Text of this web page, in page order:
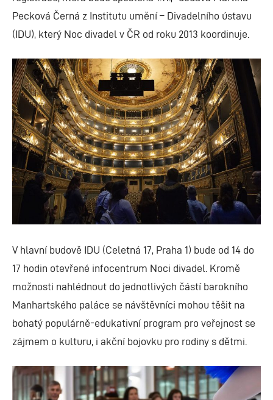
Pecková Černá z Institutu umění – Divadelního ústavu
(IDU), který Noc divadel v ČR od roku 2013 koordinuje.
V hlavní budově IDU (Celetná 17, Praha 1) bude od 14 do
17 hodin otevřené infocentrum Noci divadel. Kromě
možnosti nahlédnout do jednotlivých částí barokního
Manhartského paláce se návštěvníci mohou těšit na
bohatý populárně-edukativní program pro veřejnost se
zájmem o kulturu, i akční bojovku pro rodiny s dětmi.